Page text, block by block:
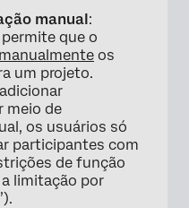
manual:
que o
manualmente os
um projeto.
meio de
os usuários só
participantes com
de função
limitação por